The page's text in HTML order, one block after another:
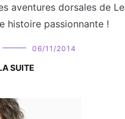
aventures dorsales de
histoire passionnante !
06/11/2014
SUITE